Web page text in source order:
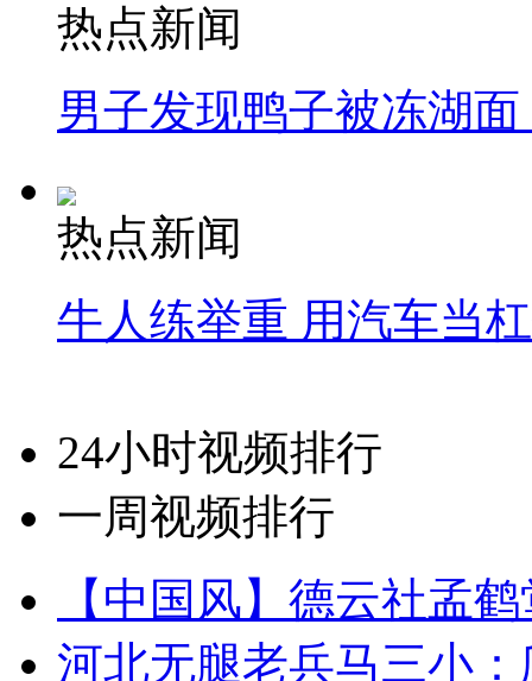
热点新闻
男子发现鸭子被冻湖
热点新闻
牛人练举重 用汽车当
24小时视频排行
一周视频排行
【中国风】德云社孟
河北无腿老兵马三小